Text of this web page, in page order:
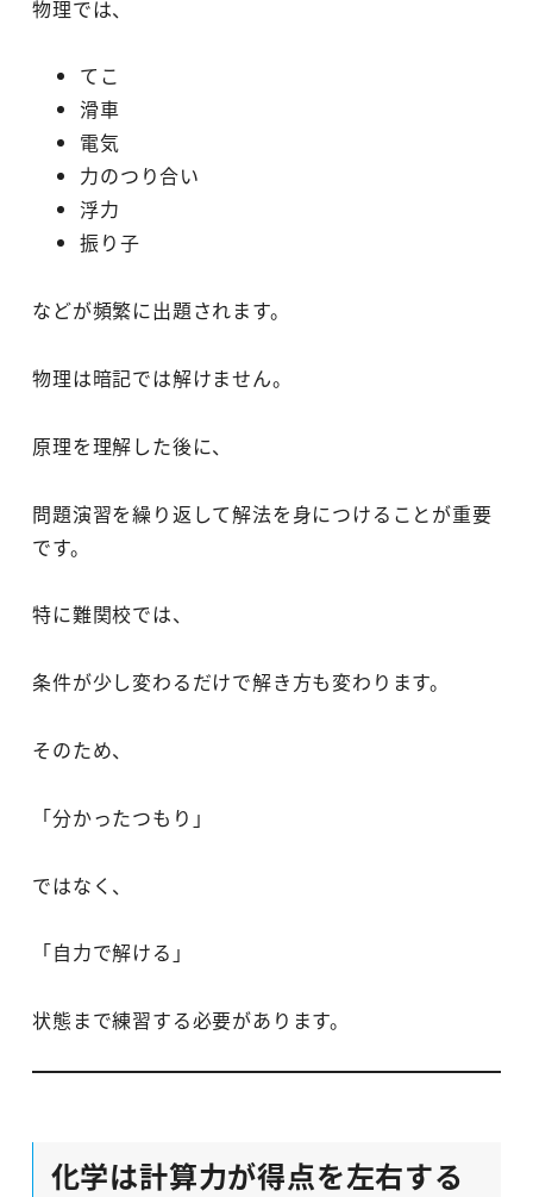
物理では、
てこ
滑車
電気
力のつり合い
浮力
振り子
などが頻繁に出題されます。
物理は暗記では解けません。
原理を理解した後に、
問題演習を繰り返して解法を身につけることが重要
です。
特に難関校では、
条件が少し変わるだけで解き方も変わります。
そのため、
「分かったつもり」
ではなく、
「自力で解ける」
状態まで練習する必要があります。
化学は計算力が得点を左右する